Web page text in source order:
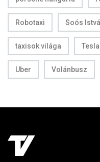
Robotaxi Soós
taxisok világa Tesla
Uber Volánbusz